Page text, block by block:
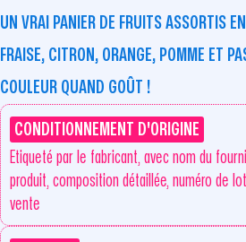
UN VRAI PANIER DE FRUITS ASSORTIS
FRAISE, CITRON, ORANGE, POMME ET
COULEUR QUAND GOÛT !
CONDITIONNEMENT D'ORIGINE
Etiqueté par le fabricant, avec nom du
produit, composition détaillée, numéro de
vente